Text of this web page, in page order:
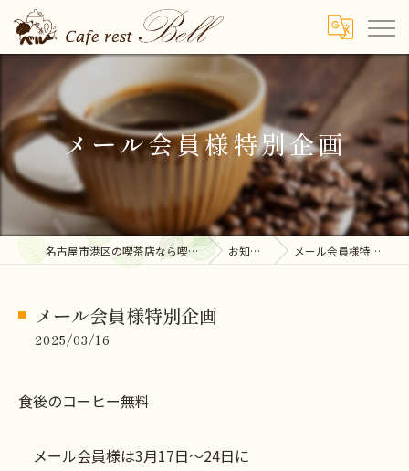
メール会員様特別企画
名古屋市港区の喫茶店なら喫茶ベル お知らせ メール会員様特別企画
メール会員様特別企画
2025/03/16
食後のコーヒー無料
メール会員様は3月17日～24日に